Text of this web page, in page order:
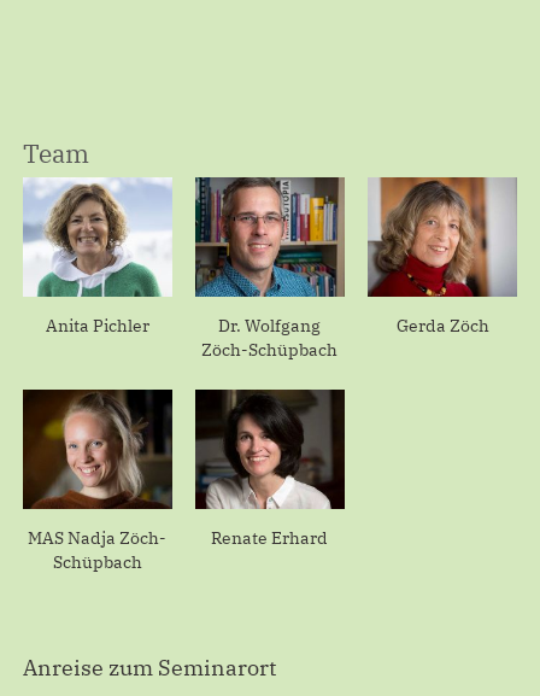
Team
Anita Pichler
Dr. Wolfgang
Zöch-Schüpbach
Gerda Zöch
MAS Nadja Zöch-
Schüpbach
Renate Erhard
Anreise zum Seminarort